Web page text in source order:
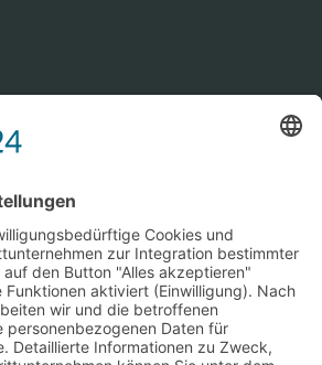
ist ein klasse Tool , um die
vollumfänglich zu erfüllen und dabei viel
Sie sich über unseren Datenschutz-